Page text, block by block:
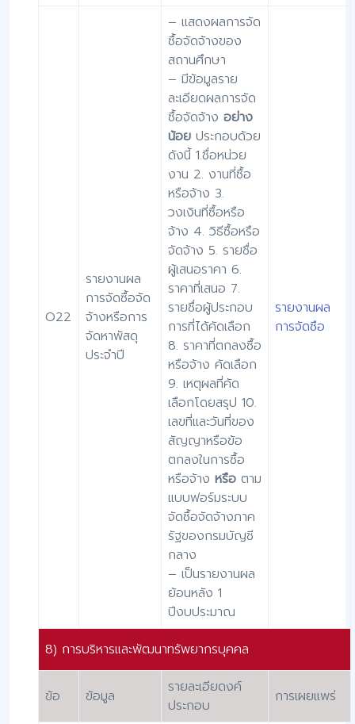
O22
รายงานผล
การจัดซื้อจัด
จ้างหรือการ
จัดหาพัสดุ
ประจำปี
– แสดงผลการจัด
ซื้อจัดจ้างของ
สถานศึกษา
– มีข้อมูลราย
ละเอียดผลการจัด
ซื้อจัดจ้าง อย่าง
น้อย ประกอบด้วย
ดังนี้ 1.ชื่อหน่วย
งาน 2. งานที่ซื้อ
หรือจ้าง 3.
วงเงินที่ซื้อหรือ
จ้าง 4. วิธีซื้อหรือ
จัดจ้าง 5. รายชื่อ
ผู้เสนอราคา 6.
ราคาที่เสนอ 7.
รายชื่อผู้ประกอบ
การที่ได้คัดเลือก
8. ราคาที่ตกลงซื้อ
หรือจ้าง คัดเลือก
9. เหตุผลที่คัด
เลือกโดยสรุป 10.
เลขที่และวันที่ของ
สัญญาหรือข้อ
ตกลงในการซื้อ
หรือจ้าง หรือ ตาม
แบบฟอร์มระบบ
จัดซื้อจัดจ้างภาค
รัฐของกรมบัญชี
กลาง
– เป็นรายงานผล
ย้อนหลัง 1
ปีงบประมาณ
รายงานผล
การจัดซือ
8) การบริหารและพัฒนาทรัพยากรบุคคล
ข้อ ข้อมูล
รายละเอียดงค์
ประกอบ
การเผยแพร่